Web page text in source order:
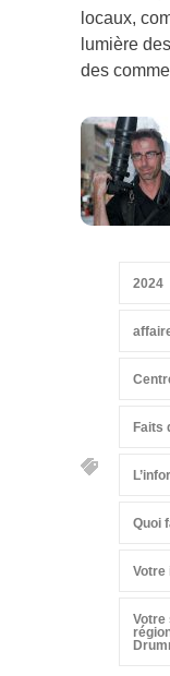
locaux,
lumière
des
2024
Faits
Quoi
Votre
Votre